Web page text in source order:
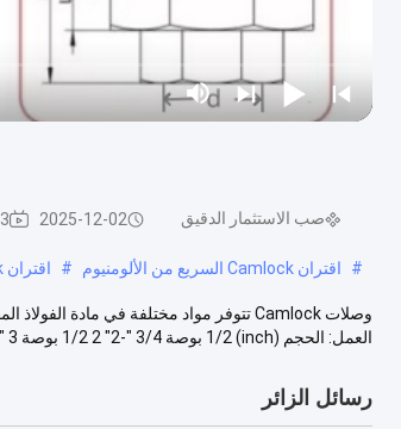
صب الاستثمار الدقيق 2025-12-02 3 المشاهدات
# اقتران Camlock السريع من الألومنيوم # اقتران BSPT camlock السريع
العمل: الحجم (inch) 1/2 بوصة 3/4 "-2" 2 1/2 بوصة 3 " 4 "...
رسائل الزائر